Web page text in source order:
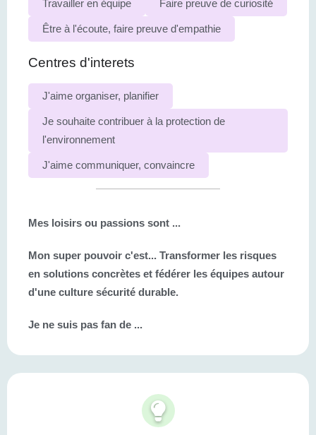
Travailler en équipe Faire preuve de curiosité
Être à l'écoute, faire preuve d'empathie
Centres d'interets
J'aime organiser, planifier
Je souhaite contribuer à la protection de
l'environnement
J'aime communiquer, convaincre
Mes loisirs ou passions sont ...
Mon super pouvoir c'est... Transformer les risques
en solutions concrètes et fédérer les équipes autour
d'une culture sécurité durable.
Je ne suis pas fan de ...